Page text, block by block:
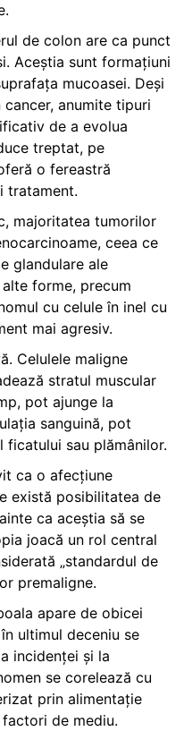
de colon are ca punct
Aceștia sunt formațiuni
mucoasei. Deși
anumite tipuri
de a evolua
treptat, pe
o fereastră
tratament.
majoritatea tumorilor
ceea ce
glandulare ale
forme, precum
cu celule în inel cu
mai agresiv.
Celulele maligne
stratul muscular
pot ajunge la
sanguină, pot
ficatului sau plămânilor.
ca o afecțiune
există posibilitatea de
ca aceștia să se
joacă un rol central
„standardul de
premaligne.
apare de obicei
ultimul deceniu se
incidenței și la
se corelează cu
prin alimentație
de mediu.